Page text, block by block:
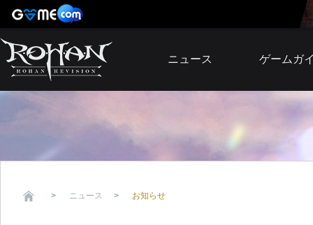
ニュース
アップデート
ゲームガ
ニュース お知らせ